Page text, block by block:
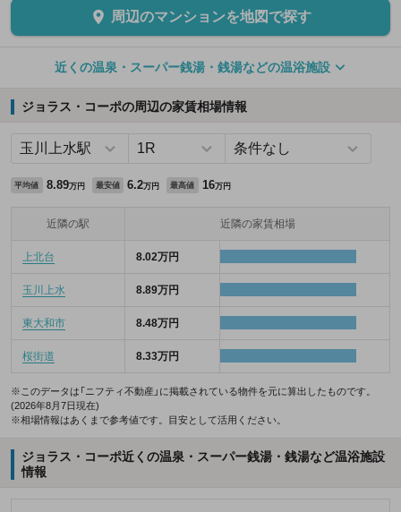
周辺のマンションを地図で探す
近くの温泉・スーパー銭湯・銭湯などの温浴施設
ジョラス・コーポの周辺の家賃相場情報
平均値 8.89万円 最安値 6.2万円 最高値 16万円
近隣の駅 近隣の家賃相場
上北台 8.02万円
玉川上水 8.89万円
東大和市 8.48万円
桜街道 8.33万円
※このデータは「ニフティ不動産」に掲載されている物件を元に算出したものです。
(2026年8月7日現在)
※相場情報はあくまで参考値です。目安として活用ください。
ジョラス・コーポ近くの温泉・スーパー銭湯・銭湯など温浴施設
情報